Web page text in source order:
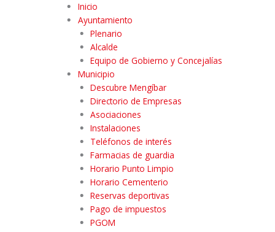
Inicio
Ayuntamiento
Plenario
Alcalde
Equipo de Gobierno y Concejalías
Municipio
Descubre Mengíbar
Directorio de Empresas
Asociaciones
Instalaciones
Teléfonos de interés
Farmacias de guardia
Horario Punto Limpio
Horario Cementerio
Reservas deportivas
Pago de impuestos
PGOM